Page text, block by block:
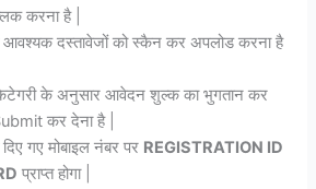
करना है |
आवश्यक दस्तावेजों को स्कैन कर अपलोड करना है
के अनुसार आवेदन शुल्क का भुगतान कर
कर देना है |
गए मोबाइल नंबर पर REGISTRATION ID
प्राप्त होगा |